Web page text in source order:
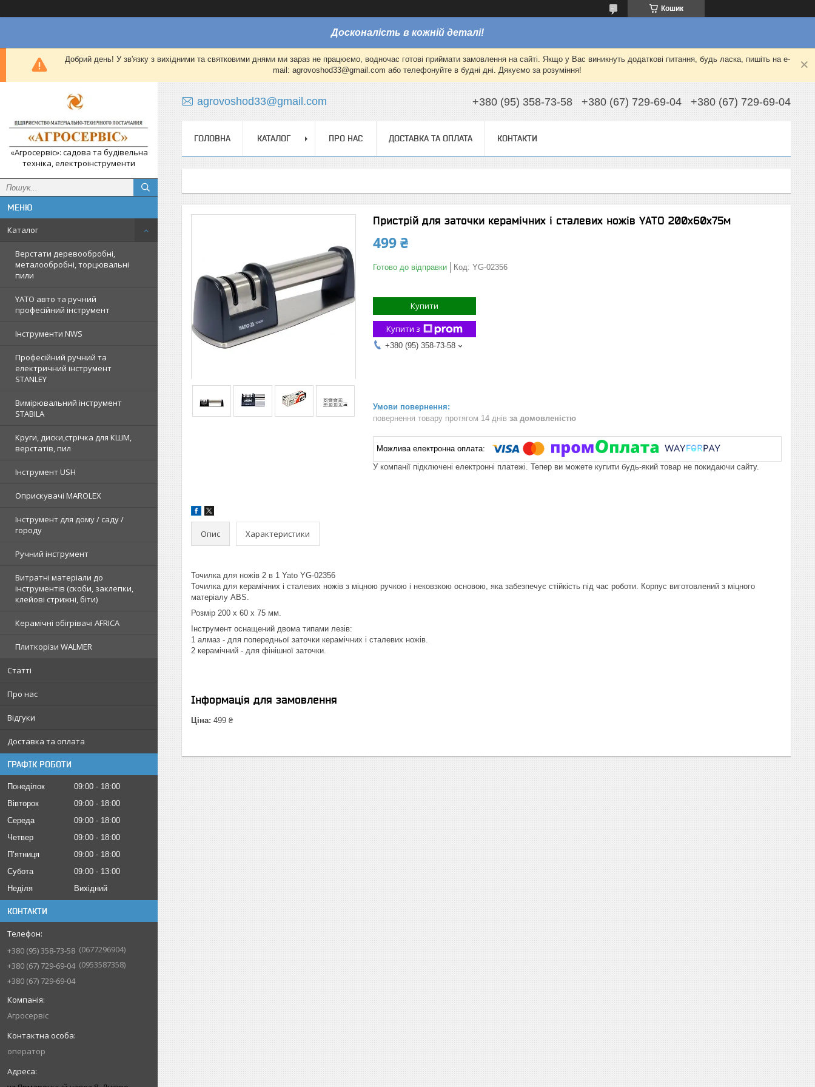
Кошик
Досконалість в кожній деталі!
Добрий день! У зв'язку з вихідними та святковими днями ми зараз не працюємо, водночас готові приймати замовлення на сайті. Якщо у Вас виникнуть додаткові питання, будь ласка, пишіть на e-
mail: agrovoshod33@gmail.com або телефонуйте в будні дні. Дякуємо за розуміння!
«Агросервіс»: садова та будівельна
техніка, електроінструменти
Каталог
Верстати деревообробні,
металообробні, торцювальні
пили
YATO авто та ручний
професійний інструмент
Інструменти NWS
Професійний ручний та
електричний інструмент
STANLEY
Вимірювальний інструмент
STABILA
Круги, диски,стрічка для КШМ,
верстатів, пил
Інструмент USH
Оприскувачі MAROLEX
Інструмент для дому / саду /
городу
Ручний інструмент
Витратні матеріали до
інструментів (скоби, заклепки,
клейові стрижні, біти)
Керамічні обігрівачі AFRICA
Плиткорізи WALMER
Статті
Про нас
Відгуки
Доставка та оплата
ГРАФІК РОБОТИ
Понеділок 09:00
18:00
Вівторок
09:00
18:00
Середа
09:00
18:00
Четвер
09:00
18:00
Пʼятниця
09:00
18:00
Субота
09:00
13:00
Неділя
Вихідний
КОНТАКТИ
+380 (95) 358-73-58
0677296904
+380 (67) 729-69-04
0953587358
+380 (67) 729-69-04
Агросервіс
оператор
agrovoshod33@gmail.com +380 (95) 358-73-58 +380 (67) 729-69-04 +380 (67) 729-69-04
ГОЛОВНА КАТАЛОГ ПРО НАС ДОСТАВКА ТА ОПЛАТА КОНТАКТИ
Пристрій для заточки керамічних і сталевих ножів YATO 200x60x75м
499 ₴
Готово до відправки Код: YG-02356
Купити
Купити з
+380 (95) 358-73-58
повернення товару протягом 14 днів за домовленістю
У компанії підключені електронні платежі. Тепер ви можете купити будь-який товар не покидаючи сайту.
Опис Характеристики
Точилка для ножів 2 в 1 Yato YG-02356
Точилка для керамічних і сталевих ножів з міцною ручкою і нековзкою основою, яка забезпечує стійкість під час роботи. Корпус виготовлений з міцного
матеріалу ABS.
Розмір 200 х 60 х 75 мм.
Інструмент оснащений двома типами лезів:
1 алмаз - для попередньої заточки керамічних і сталевих ножів.
2 керамічний - для фінішної заточки.
Інформація для замовлення
Ціна: 499 ₴